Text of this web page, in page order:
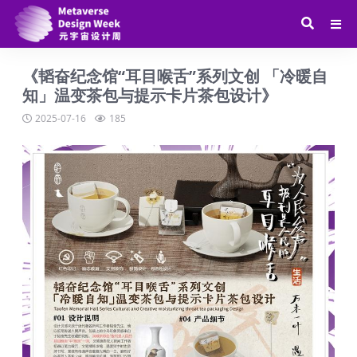
《韬奋纪念馆“耳目喉舌”系列文创 「冷暖自
知」温变茶包与提示卡片茶包设计》
2025-07-16 185